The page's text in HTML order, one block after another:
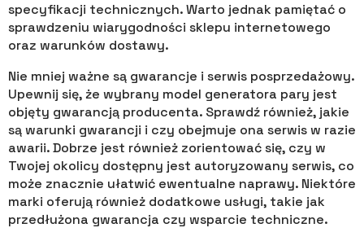
specyfikacji technicznych. Warto jednak pamiętać o
sprawdzeniu wiarygodności sklepu internetowego
oraz warunków dostawy.
Nie mniej ważne są gwarancje i serwis posprzedażowy.
Upewnij się, że wybrany model generatora pary jest
objęty gwarancją producenta. Sprawdź również, jakie
są warunki gwarancji i czy obejmuje ona serwis w razie
awarii. Dobrze jest również zorientować się, czy w
Twojej okolicy dostępny jest autoryzowany serwis, co
może znacznie ułatwić ewentualne naprawy. Niektóre
marki oferują również dodatkowe usługi, takie jak
przedłużona gwarancja czy wsparcie techniczne.